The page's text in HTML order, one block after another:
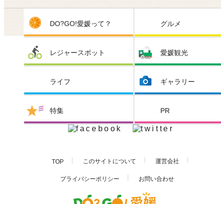
DO?GO!愛媛って？ グルメ
レジャースポット 愛媛観光
ライフ ギャラリー
特集 PR
TOP このサイトについて 運営会社
プライバシーポリシー お問い合わせ